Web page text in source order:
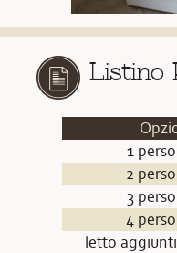
Listino
1
2
3
4
letto